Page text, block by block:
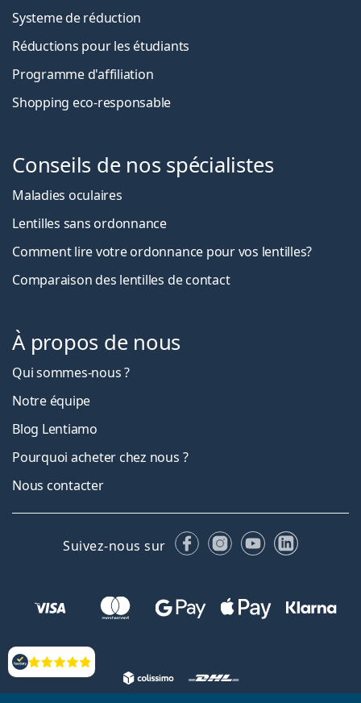
Évaluation
Systeme de réduction
Réductions pour les étudiants
Programme d'affiliation
Shopping eco-responsable
Conseils de nos spécialistes
Maladies oculaires
Lentilles sans ordonnance
Comment lire votre ordonnance pour vos lentilles?
Comparaison des lentilles de contact
À propos de nous
Qui sommes-nous ?
Notre équipe
Blog Lentiamo
Pourquoi acheter chez nous ?
Nous contacter
Suivez-nous sur FacebookInstagram
YouTubeLinkedIn